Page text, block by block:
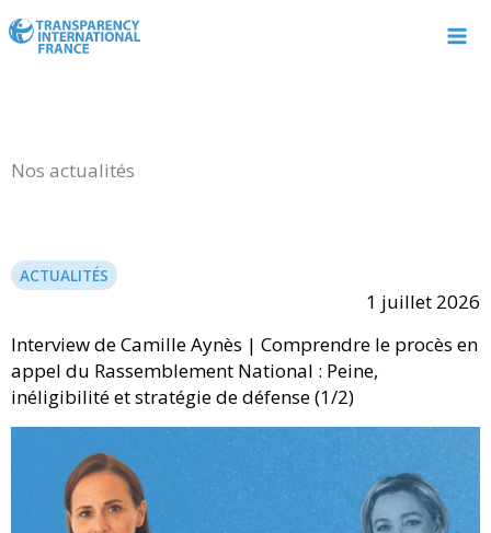
au
Nos actualités
ACTUALITÉS
1 juillet 2026
Interview de Camille Aynès | Comprendre le procès en
appel du Rassemblement National : Peine,
inéligibilité et stratégie de défense (1/2)